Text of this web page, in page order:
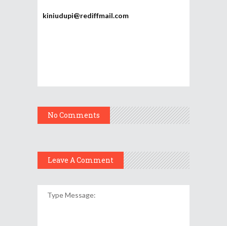
kiniudupi@rediffmail.com
No Comments
Leave A Comment